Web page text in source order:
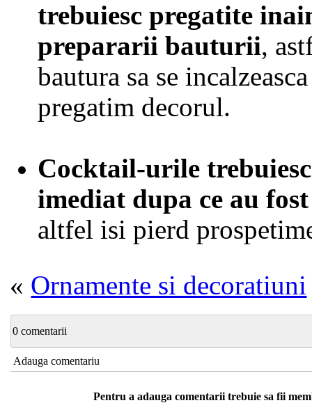
trebuiesc pregatite
prepararii bauturii,
bautura sa se
pregatim decorul.
Cocktail-urile
imediat dupa ce au
altfel isi pierd
« Ornamente si decoratiuni
0 comentarii
Adauga comentariu
Pentru a adauga comentarii trebuie sa fii